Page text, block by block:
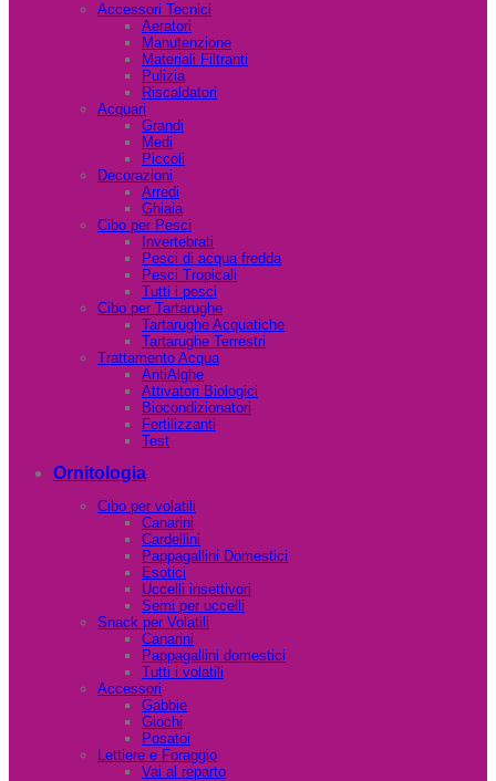
Accessori Tecnici
Aeratori
Manutenzione
Materiali Filtranti
Pulizia
Riscaldatori
Acquari
Grandi
Medi
Piccoli
Decorazioni
Arredi
Ghiaia
Cibo per Pesci
Invertebrati
Pesci di acqua fredda
Pesci Tropicali
Tutti i pesci
Cibo per Tartarughe
Tartarughe Acquatiche
Tartarughe Terrestri
Trattamento Acqua
AntiAlghe
Attivatori Biologici
Biocondizionatori
Fertilizzanti
Test
Ornitologia
Cibo per volatili
Canarini
Cardellini
Pappagallini Domestici
Esotici
Uccelli insettivori
Semi per uccelli
Snack per Volatili
Canarini
Pappagallini domestici
Tutti i volatili
Accessori
Gabbie
Giochi
Posatoi
Lettiere e Foraggio
Vai al reparto